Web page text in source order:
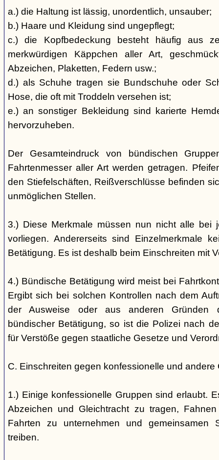
a.) die Haltung ist lässig, unordentlich, unsauber;
b.) Haare und Kleidung sind ungepflegt;
c.) die Kopfbedeckung besteht häufig aus
merkwürdigen Käppchen aller Art,
Abzeichen, Plaketten, Federn usw.;
d.) als Schuhe tragen sie Bundschuhe oder
Hose, die oft mit Troddeln versehen ist;
e.) an sonstiger Bekleidung sind karierte
hervorzuheben.
Der Gesamteindruck von bündischen
Fahrtenmesser aller Art werden getragen.
den Stiefelschäften, Reißverschlüsse befinden
unmöglichen Stellen.
3.) Diese Merkmale müssen nun nicht alle bei
vorliegen. Andererseits sind Einzelmerkmale
Betätigung. Es ist deshalb beim Einschreiten mit
4.) Bündische Betätigung wird meist bei
Ergibt sich bei solchen Kontrollen nach dem
der Ausweise oder aus anderen Gründen
bündischer Betätigung, so ist die Polizei nach
für Verstöße gegen staatliche Gesetze und
C. Einschreiten gegen konfessionelle und andere
1.) Einige konfessionelle Gruppen sind erlaubt.
Abzeichen und Gleichtracht zu tragen,
Fahrten zu unternehmen und gemeinsamen
treiben.